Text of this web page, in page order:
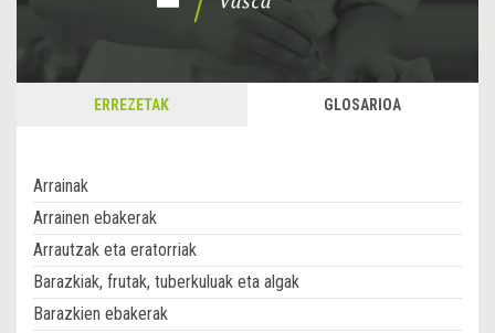
ERREZETAK GLOSARIOA
Arrainak
Arrainen ebakerak
Arrautzak eta eratorriak
Barazkiak, frutak, tuberkuluak eta algak
Barazkien ebakerak